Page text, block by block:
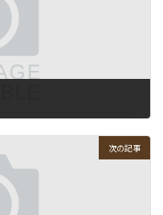
次の記事